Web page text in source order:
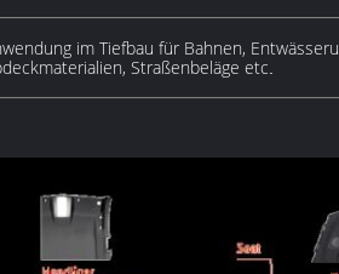
im Tiefbau für Bahnen,
Straßenbeläge etc